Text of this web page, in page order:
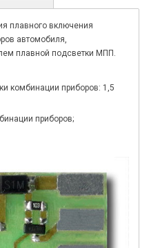
плавного включения
автомобиля,
плавной подсветки МПП.
комбинации приборов: 1,5
приборов;